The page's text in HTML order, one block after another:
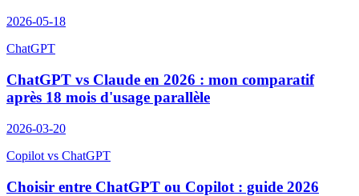
2026-05-18
ChatGPT
ChatGPT vs Claude en 2026 : mon comparatif
après 18 mois d'usage parallèle
2026-03-20
Copilot vs ChatGPT
Choisir entre ChatGPT ou Copilot : guide 2026